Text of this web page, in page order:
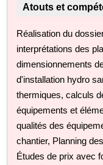
Atouts et
Réalisation du
interprétations des
dimensionnements
d'installation hydro
thermiques, calculs
équipements et
qualités des
chantier, Planning
Études de prix avec